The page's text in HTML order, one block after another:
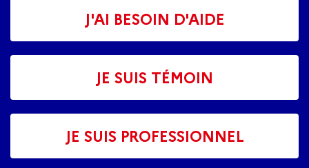
J'AI BESOIN D'AIDE
JE SUIS TÉMOIN
JE SUIS PROFESSIONNEL